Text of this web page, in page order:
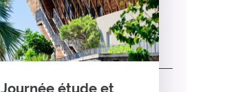
Journée étude et